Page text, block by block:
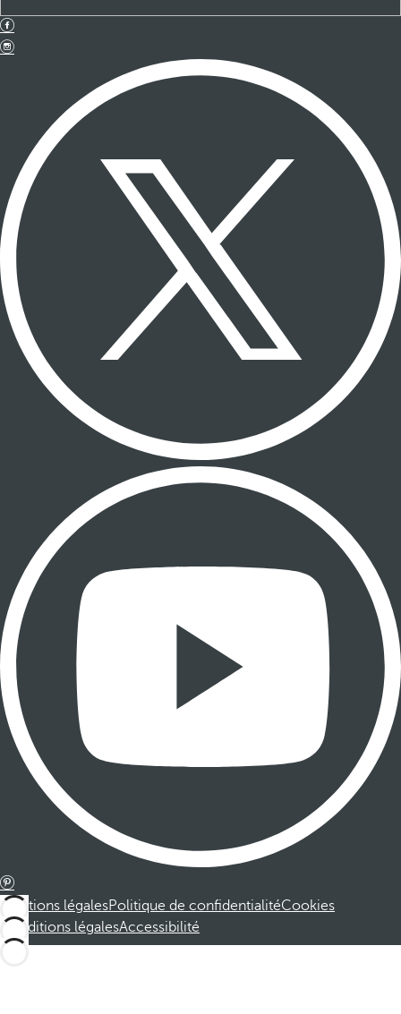
Mentions légalesPolitique de confidentialitéCookies
Conditions légalesAccessibilité